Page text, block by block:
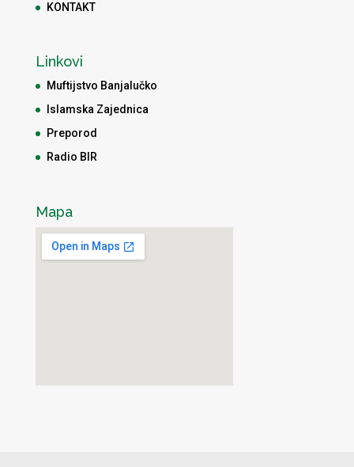
KONTAKT
Linkovi
Muftijstvo Banjalučko
Islamska Zajednica
Preporod
Radio BIR
Mapa